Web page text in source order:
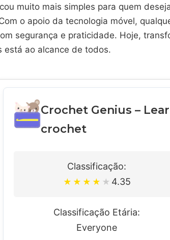
muito mais simples para quem
o apoio da tecnologia móvel,
segurança e praticidade. Hoje,
está ao alcance de todos.
Crochet Genius –
crochet
Classificação:
★ ★ ★ ★ ★ 4.35
Classificação Etária:
Everyone